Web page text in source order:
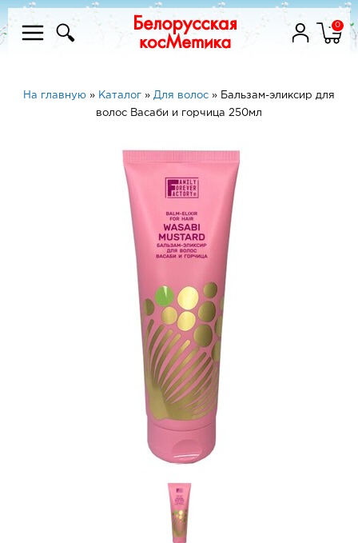
0
На главную » Каталог » Для волос » Бальзам-эликсир для
волос Васаби и горчица 250мл